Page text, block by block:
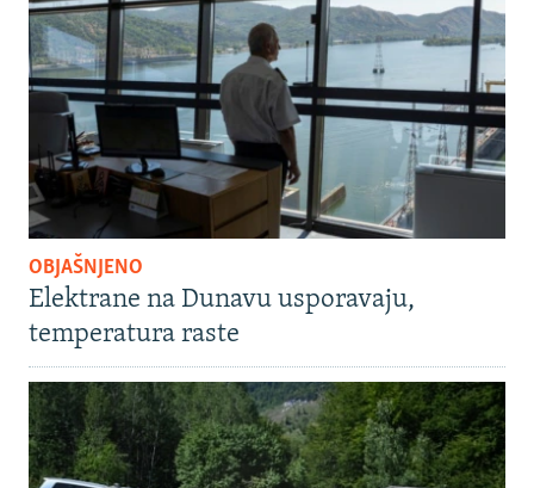
OBJAŠNJENO
Elektrane na Dunavu usporavaju,
temperatura raste